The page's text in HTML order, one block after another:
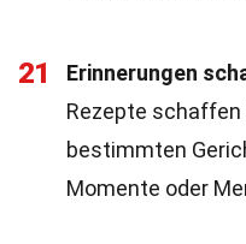
21
Erinnerungen
Rezepte schaffen
bestimmten
Momente oder